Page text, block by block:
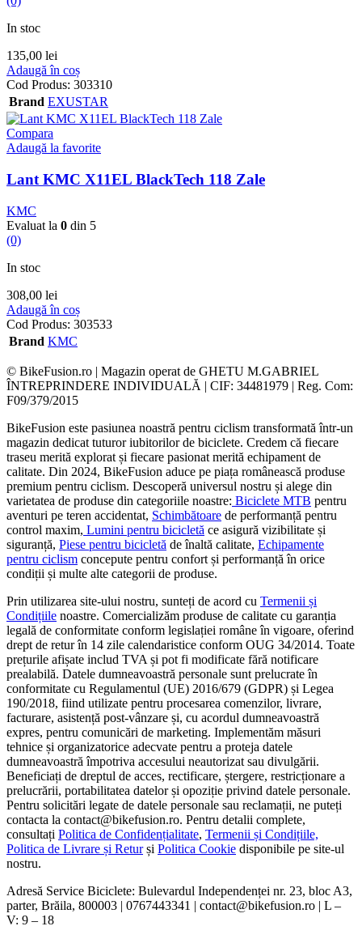
In stoc
135,00 lei
Adaugă în coș
Cod Produs: 303310
Brand EXUSTAR
Compara
Adaugă la favorite
Lant KMC X11EL BlackTech 118 Zale
KMC
Evaluat la 0 din 5
(0)
In stoc
308,00 lei
Adaugă în coș
Cod Produs: 303533
Brand KMC
© BikeFusion.ro | Magazin operat de GHETU M.GABRIEL
ÎNTREPRINDERE INDIVIDUALĂ | CIF: 34481979 | Reg. Com:
F09/379/2015
BikeFusion este pasiunea noastră pentru ciclism transformată într-un
magazin dedicat tuturor iubitorilor de biciclete. Credem că fiecare
traseu merită explorat și fiecare pasionat merită echipament de
calitate. Din 2024, BikeFusion aduce pe piața românească produse
premium pentru ciclism. Descoperă universul nostru și alege din
varietatea de produse din categoriile noastre: Biciclete MTB pentru
aventuri pe teren accidentat, Schimbătoare de performanță pentru
control maxim, Lumini pentru bicicletă ce asigură vizibilitate și
siguranță, Piese pentru bicicletă de înaltă calitate, Echipamente
pentru ciclism concepute pentru confort și performanță în orice
condiții și multe alte categorii de produse.
Prin utilizarea site-ului nostru, sunteți de acord cu Termenii și
Condițiile noastre. Comercializăm produse de calitate cu garanția
legală de conformitate conform legislației române în vigoare, oferind
drept de retur în 14 zile calendaristice conform OUG 34/2014. Toate
prețurile afișate includ TVA și pot fi modificate fără notificare
prealabilă. Datele dumneavoastră personale sunt prelucrate în
conformitate cu Regulamentul (UE) 2016/679 (GDPR) și Legea
190/2018, fiind utilizate pentru procesarea comenzilor, livrare,
facturare, asistență post-vânzare și, cu acordul dumneavoastră
expres, pentru comunicări de marketing. Implementăm măsuri
tehnice și organizatorice adecvate pentru a proteja datele
dumneavoastră împotriva accesului neautorizat sau divulgării.
Beneficiați de dreptul de acces, rectificare, ștergere, restricționare a
prelucrării, portabilitatea datelor și opoziție privind datele personale.
Pentru solicitări legate de datele personale sau reclamații, ne puteți
contacta la contact@bikefusion.ro. Pentru detalii complete,
consultați Politica de Confidențialitate, Termenii și Condițiile,
Politica de Livrare și Returși Politica Cookie disponibile pe site-ul
nostru.
Adresă Service Biciclete: Bulevardul Independenței nr. 23, bloc A3,
parter, Brăila, 800003 | 0767443341 | contact@bikefusion.ro | L –
V: 9 – 18